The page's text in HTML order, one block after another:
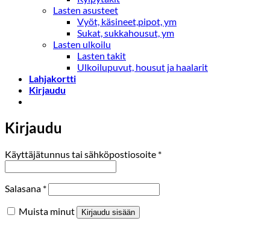
Lasten asusteet
Vyöt, käsineet,pipot, ym
Sukat, sukkahousut, ym
Lasten ulkoilu
Lasten takit
Ulkoilupuvut, housut ja haalarit
Lahjakortti
Kirjaudu
Kirjaudu
Käyttäjätunnus tai sähköpostiosoite *Vaaditaan
Salasana *Vaaditaan
Muista minut Kirjaudu sisään